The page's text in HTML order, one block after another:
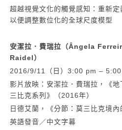
超越視覺文化的觸覺感知：重新定
以便調整數位化的全球尺度模型
安潔拉．費瑞拉（Ângela
Raidel）
2016/9/11（日）3:00 pm –
影片放映：安潔拉．費瑞拉，《
三比克系列》（2016年）
日德艾蘭，《分節：莫三比克境內
英語發音／中文字幕